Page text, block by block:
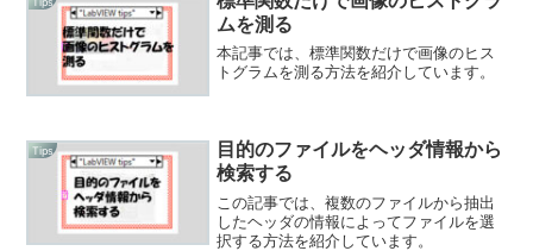
ムを測る
本記事では、標準関数だけで画像のヒス
トグラムを測る方法を紹介しています。
Tips
目的のファイルをヘッダ情報から
検索する
この記事では、複数のファイルから抽出
したヘッダの情報によってファイルを選
択する方法を紹介しています。